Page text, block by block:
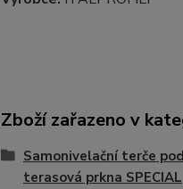
Zboží zařazeno v
Samonivelační terče pod
terasová prkna SPECIAL